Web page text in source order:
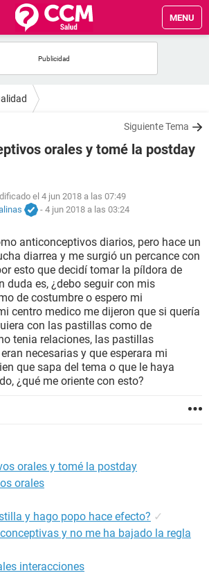
MENU
Siguiente Tema
orales y tomé la postday
el 4 jun 2018 a las 07:49
- 4 jun 2018 a las 03:24
anticonceptivos diarios, pero hace un
diarrea y me surgió un percance con
esto que decidí tomar la píldora de
duda es, ¿debo seguir con mis
de costumbre o espero mi
centro medico me dijeron que si quería
con las pastillas como de
tenia relaciones, las pastillas
necesarias y que esperara mi
que sapa del tema o que le haya
¿qué me oriente con esto?
orales y tomé la postday
orales
y hago popo hace efecto? ✓
y no me ha bajado la regla
interacciones